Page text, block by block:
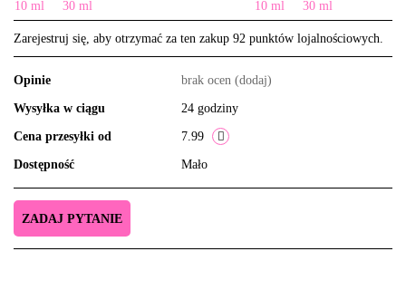
Zarejestruj się, aby otrzymać za ten zakup 92 punktów lojalnościowych.
Opinie brak ocen (dodaj)
Wysyłka w ciągu 24 godziny
Cena przesyłki od 7.99
Dostępność Mało
ZADAJ PYTANIE